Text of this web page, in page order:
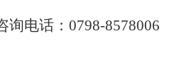
询电话：0798-8578006